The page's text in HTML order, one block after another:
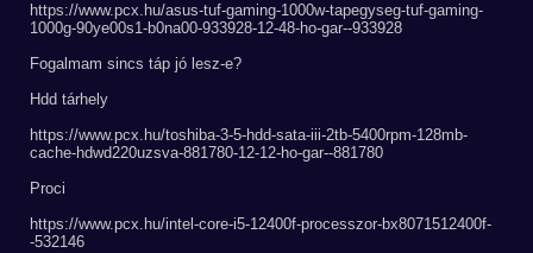
https://www.pcx.hu/asus-tuf-gaming-1000w-tapegyseg-tuf-gaming-
1000g-90ye00s1-b0na00-933928-12-48-ho-gar--933928
Fogalmam sincs táp jó lesz-e?
Hdd tárhely
https://www.pcx.hu/toshiba-3-5-hdd-sata-iii-2tb-5400rpm-128mb-
cache-hdwd220uzsva-881780-12-12-ho-gar--881780
Proci
https://www.pcx.hu/intel-core-i5-12400f-processzor-bx8071512400f-
-532146